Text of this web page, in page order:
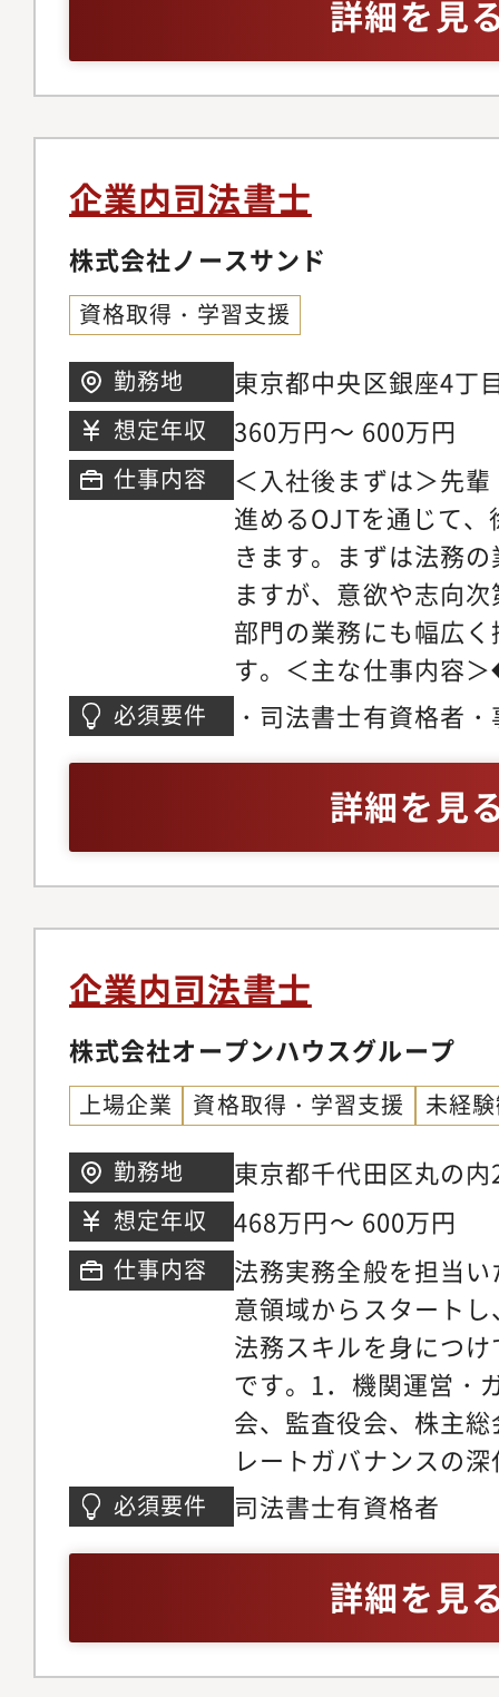
詳細を見
企業内司法書士
株式会社ノースサンド
資格取得・学習支援
勤務地
東京都中央区銀座4丁
7階
想定年収 360万円～ 600万円
仕事内容
＜入社後まずは＞先
進めるOJTを通じて
きます。まずは法務
ますが、意欲や志向
部門の業務にも幅広
す。＜主な仕事内容
書（契約、届出書等
会、株式、社債等に
書等重要文書の処理
理
必須要件
・司法書士有資格者
詳細を見
企業内司法書士
株式会社オープンハウスグループ
上場企業 資格取得・学習支援 未経
勤務地 東京都千代田区丸の
想定年収 468万円～ 600万円
仕事内容
法務実務全般を担当
意領域からスタート
法務スキルを身につ
です。1．機関運営
会、監査役会、株主
レートガバナンスの
ント（事業部支援）
紛争・トラブル・訴
ライアンス推進 社
ホットライン運営、
フローの整備。4．
必須要件 司法書士有資格者
詳細を見